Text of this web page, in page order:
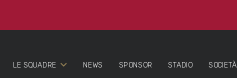
LE SQUADRE NEWS SPONSOR STADIO SOCIETÀ